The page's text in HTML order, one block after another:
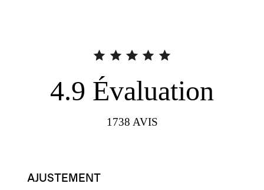
4.9 Évaluation
1738 AVIS
AJUSTEMENT